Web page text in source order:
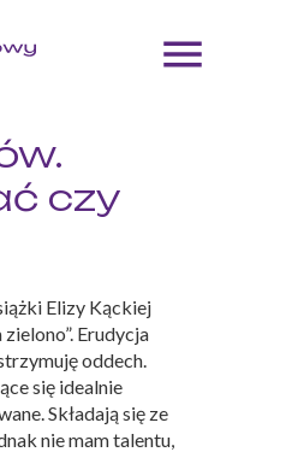
czy
Elizy Kąckiej
zielono”. Erudycja
oddech.
się idealnie
Składają się ze
nie mam talentu,